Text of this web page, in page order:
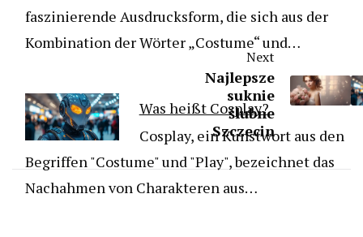
faszinierende Ausdrucksform, die sich aus der
Kombination der Wörter „Costume“ und…
Was heißt Cosplay?
Cosplay, ein Kunstwort aus den
Begriffen "Costume" und "Play", bezeichnet das
Nachahmen von Charakteren aus…
Next
Najlepsze
suknie
ślubne
Szczecin